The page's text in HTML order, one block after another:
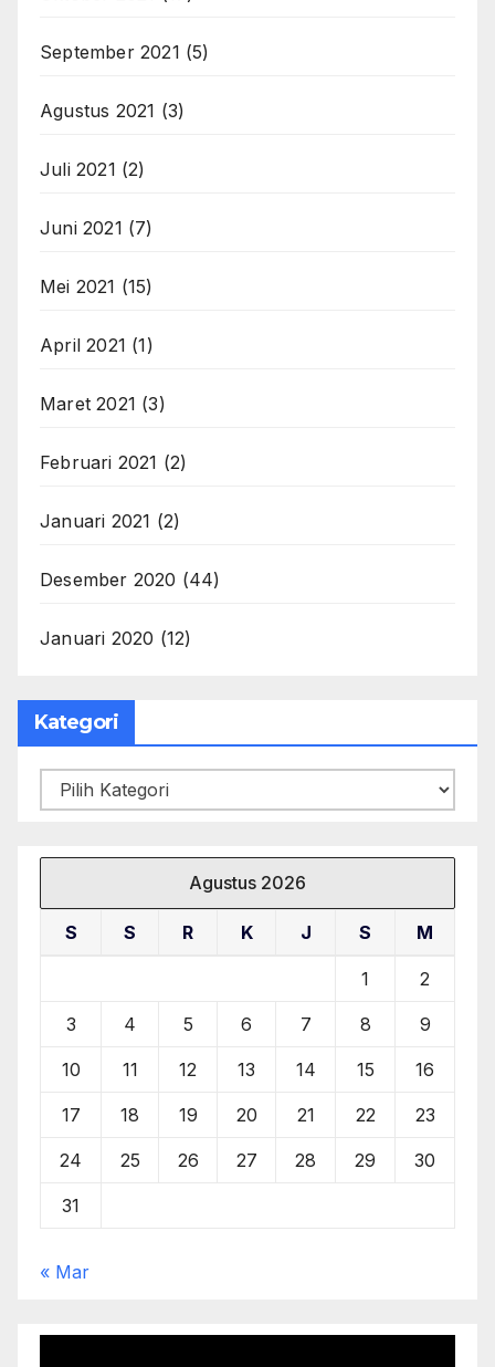
September 2021 (5)
Agustus 2021 (3)
Juli 2021 (2)
Juni 2021 (7)
Mei 2021 (15)
April 2021 (1)
Maret 2021 (3)
Februari 2021 (2)
Januari 2021 (2)
Desember 2020 (44)
Januari 2020 (12)
Kategori
Kategori
Agustus 2026
S S R K J S M
1 2
3 4 5 6 7 8 9
10 11 12 13 14 15 16
17 18 19 20 21 22 23
24 25 26 27 28 29 30
31
« Mar